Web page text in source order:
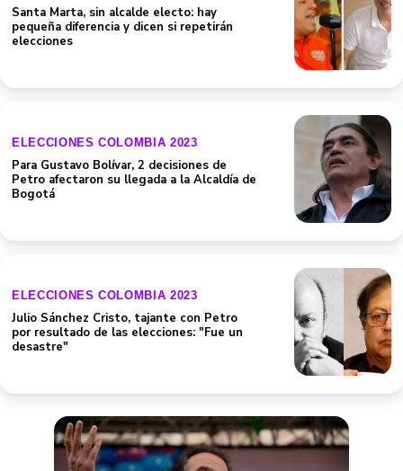
Santa Marta, sin alcalde electo: hay
pequeña diferencia y dicen si repetirán
elecciones
ELECCIONES COLOMBIA 2023
Para Gustavo Bolívar, 2 decisiones de
Petro afectaron su llegada a la Alcaldía de
Bogotá
ELECCIONES COLOMBIA 2023
Julio Sánchez Cristo, tajante con Petro
por resultado de las elecciones: "Fue un
desastre"